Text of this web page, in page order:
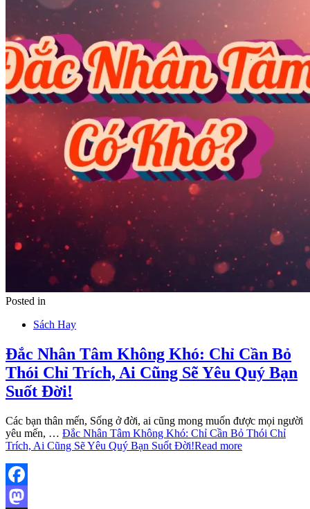
Posted in
Sách Hay
Đắc Nhân Tâm Không Khó: Chỉ Cần Bỏ
Thói Chỉ Trích, Ai Cũng Sẽ Yêu Quý Bạn
Suốt Đời!
Các bạn thân mến, Sống ở đời, ai cũng mong muốn được mọi người
yêu mến, … Đắc Nhân Tâm Không Khó: Chỉ Cần Bỏ Thói Chỉ
Trích, Ai Cũng Sẽ Yêu Quý Bạn Suốt Đời!Read more
Facebook